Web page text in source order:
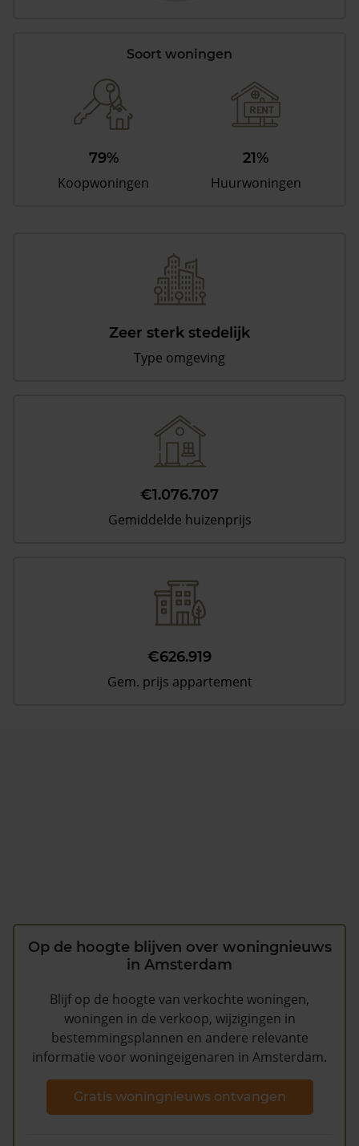
Soort woningen
79%
Koopwoningen
21%
Huurwoningen
Zeer sterk stedelijk
Type omgeving
€1.076.707
Gemiddelde huizenprijs
€626.919
Gem. prijs appartement
Op de hoogte blijven over woningnieuws
in Amsterdam
Blijf op de hoogte van verkochte woningen,
woningen in de verkoop, wijzigingen in
bestemmingsplannen en andere relevante
informatie voor woningeigenaren in Amsterdam.
Gratis woningnieuws ontvangen